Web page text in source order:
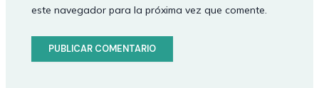
este navegador para la próxima vez que comente.